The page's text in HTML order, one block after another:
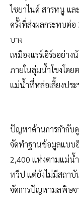
ไซยาไนด์ สารหนู แล
ครั้งที่ส่งผลกระทบต่
บาง
เหมืองแรร์เอิร์ธอย่า
ภายในลุ่มน้ำโขงโดย
แม่น้ำที่หล่อเลี้ยงปร
ปัญหาด้านการกำกับ
จัดทำฐานข้อมูลแบบ
2,400 แห่งตามแม่น้ำ
ทวีป แต่ยังไม่มีสถาบั
จัดการปัญหามลพิษจ